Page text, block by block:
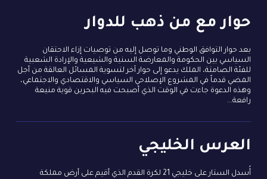
حوار مع من ذهب للدوار
بعد حوار التوافق الوطني وما توصل إليه من توصيات إزاء الاحتقان
السياسي بين الحكومة والمعارضة السنية والشيعية والإرادة الشعبية
للفئة الصامتة، الملك يدعو إلى حوار آخر لتسوية المسائل العالقة من أجل
المضي قدماً في المشروع الإصلاحي السياسي والاقتصادي والاجتماعي،
وهذه الدعوة جاءت في الوقت الذي أصبحت فيه البحرين قوية منيعة
رافعة...
العرس الخليجي
أُسدل الستار على خليجي 21 لكرة القدم الذي أقيم على أرض مملكة